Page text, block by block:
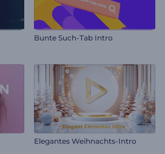
Bunte Such-Tab Intro
Elegantes Weihnachts-Intro